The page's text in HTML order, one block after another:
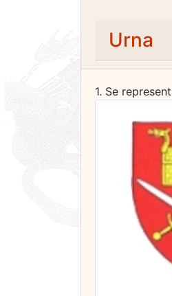
Urna
1. Se